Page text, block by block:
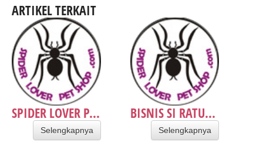
ARTIKEL TERKAIT
SPIDER LOVER P...
Selengkapnya
BISNIS SI RATU...
Selengkapnya